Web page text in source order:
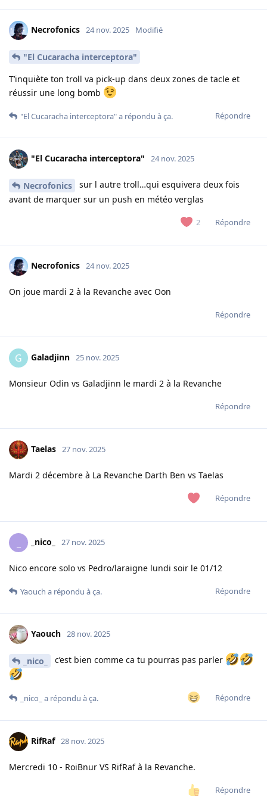
Necrofonics 24 nov. 2025 Modifié
"El Cucaracha interceptora"
T’inquiète ton troll va pick-up dans deux zones de tacle et
réussir une long bomb
Répondre
"El Cucaracha interceptora"a répondu à ça.
"El Cucaracha interceptora" 24 nov. 2025
Necrofonics
sur l autre troll…qui esquivera deux fois
avant de marquer sur un push en météo verglas
2 Répondre
Necrofonics 24 nov. 2025
On joue mardi 2 à la Revanche avec Oon
Répondre
G Galadjinn 25 nov. 2025
Monsieur Odin vs Galadjinn le mardi 2 à la Revanche
Répondre
Taelas 27 nov. 2025
Mardi 2 décembre à La Revanche Darth Ben vs Taelas
Répondre
_nico_ 27 nov. 2025
Nico encore solo vs Pedro/laraigne lundi soir le 01/12
Répondre
Yaouch a répondu à ça.
Yaouch 28 nov. 2025
_nico_ c’est bien comme ca tu pourras pas parler
Répondre
_nico_ a répondu à ça.
RifRaf 28 nov. 2025
Mercredi 10 - RoiBnur VS RifRaf à la Revanche.
Répondre